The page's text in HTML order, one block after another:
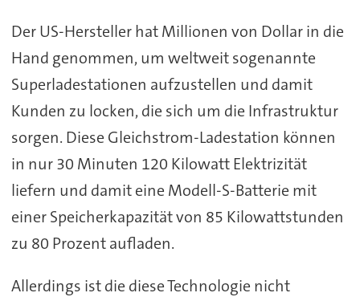
Der US-Hersteller hat Millionen von Dollar in die
Hand genommen, um weltweit sogenannte
Superladestationen aufzustellen und damit
Kunden zu locken, die sich um die Infrastruktur
sorgen. Diese Gleichstrom-Ladestation können
in nur 30 Minuten 120 Kilowatt Elektrizität
liefern und damit eine Modell-S-Batterie mit
einer Speicherkapazität von 85 Kilowattstunden
zu 80 Prozent aufladen.
Allerdings ist die diese Technologie nicht